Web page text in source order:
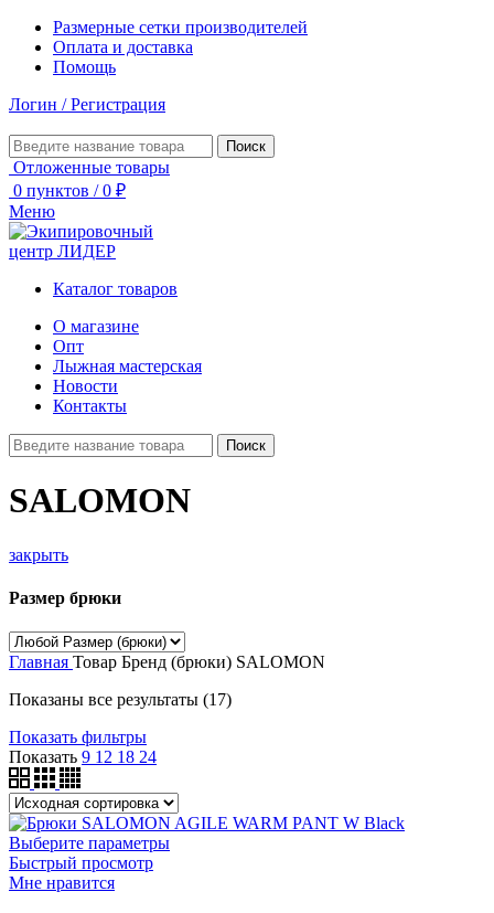
Размерные сетки производителей
Оплата и доставка
Помощь
Логин / Регистрация
Поиск
Отложенные товары
0 пунктов / 0 ₽
Меню
Каталог товаров
О магазине
Опт
Лыжная мастерская
Новости
Контакты
Поиск
SALOMON
закрыть
Размер брюки
Главная Товар Бренд (брюки) SALOMON
Показаны все результаты (17)
Показать фильтры
Показать 9 12 18 24
Выберите параметры
Быстрый просмотр
Мне нравится